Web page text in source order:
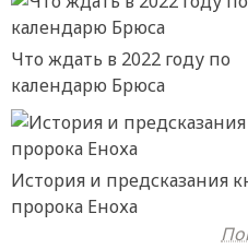
Что ждать в 2022 году по
календарю Брюса
История и предсказания
пророка Еноха